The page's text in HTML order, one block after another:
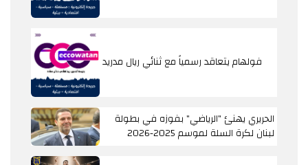
فولهام يتعاقد رسمياً مع ثنائي ريال مدريد
الحريري يهنئ "الرياضي" بفوزه في بطولة
لبنان لكرة السلة لموسم 2025-2026